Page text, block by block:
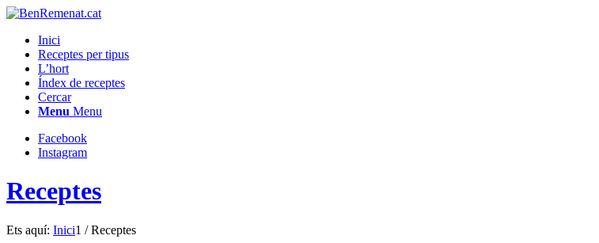
Inici
Receptes per tipus
L’hort
Índex de receptes
Cercar
Menu Menu
Facebook
Instagram
Receptes
Ets aquí: Inici1 / Receptes